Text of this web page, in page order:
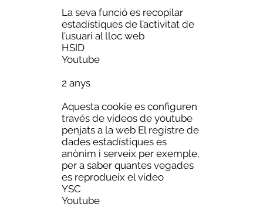
La seva funció es recopilar
estadístiques de l’activitat de
l’usuari al lloc web
HSID
Youtube
2 anys
Aquesta cookie es configuren
través de vídeos de youtube
penjats a la web El registre de
dades estadístiques es
anònim i serveix per exemple,
per a saber quantes vegades
es reprodueix el vídeo
YSC
Youtube